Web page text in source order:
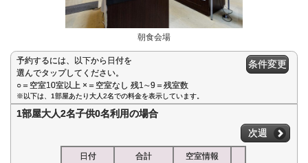
朝食会場
予約するには、以下から日付を
選んでタップしてください。
○＝空室10室以上 ×＝空室なし 残1∼9＝残室数
条件変更
※以下は、1部屋あたり大人2名での料金を表示しています。
1部屋大人2名子供0名利用の場合
次週
日付 合計 空室情報